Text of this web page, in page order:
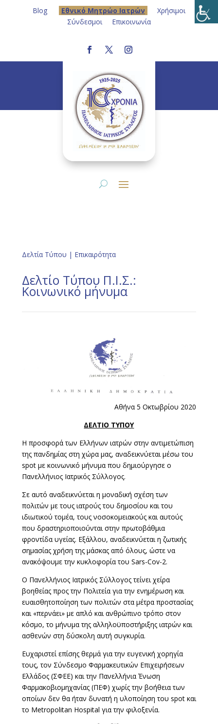
Blog Eθνικό Μητρώο Ιατρών
Χρήσιμοι
Σύνδεσμοι
Επικοινωνία
Δελτία Τύπου | Επικαιρότητα
Δελτίο Τύπου Π.Ι.Σ.:
Κοινωνικό μήνυμα
Αθήνα 5 Οκτωβρίου 2020
ΔΕΛΤΙΟ ΤΥΠΟΥ
Η προσφορά των Ελλήνων ιατρών στην αντιμετώπιση
της πανδημίας στη χώρα μας, αναδεικνύεται μέσω του
spot με κοινωνικό μήνυμα που δημιούργησε ο
Πανελλήνιος Ιατρικός Σύλλογος.
Σε αυτό αναδεικνύεται η μοναδική σχέση των
πολιτών με τους ιατρούς του δημοσίου και του
ιδιωτικού τομέα, τους νοσοκομειακούς και αυτούς
που δραστηριοποιούνται στην πρωτοβάθμια
φροντίδα υγείας. Εξάλλου, αναδεικνύεται η ζωτικής
σημασίας χρήση της μάσκας από όλους, ώστε να
ανακόψουμε την κυκλοφορία του Sars-Cov-2.
Ο Πανελλήνιος Ιατρικός Σύλλογος τείνει χείρα
βοηθείας προς την Πολιτεία για την ενημέρωση και
ευαισθητοποίηση των πολιτών στα μέτρα προστασίας
και «περνάει» με απλό και ανθρώπινο τρόπο στον
κόσμο, το μήνυμα της αλληλοϋποστήριξης ιατρών και
ασθενών στη δύσκολη αυτή συγκυρία.
Ευχαριστεί επίσης θερμά για την ευγενική χορηγία
τους, τον Σύνδεσμο Φαρμακευτικών Επιχειρήσεων
Ελλάδος (ΣΦΕΕ) και την Πανελλήνια Ένωση
Φαρμακοβιομηχανίας (ΠΕΦ) χωρίς την βοήθεια των
οποίων δεν θα ήταν δυνατή η υλοποίηση του spot και
το Metropolitan Hospital για την φιλοξενία.